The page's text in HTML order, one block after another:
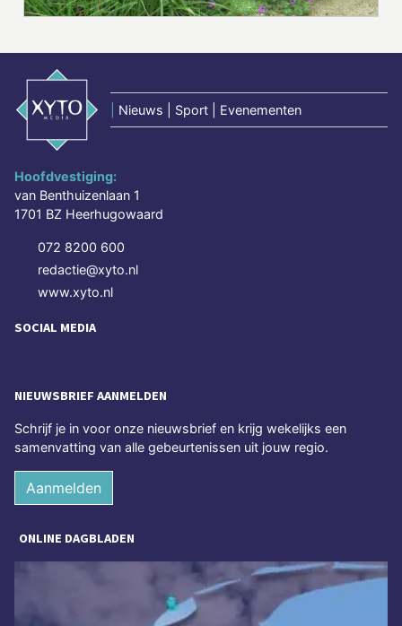
Nieuws | Sport | Evenementen
Hoofdvestiging:
van Benthuizenlaan 1
1701 BZ Heerhugowaard
072 8200 600
redactie@xyto.nl
www.xyto.nl
SOCIAL MEDIA
NIEUWSBRIEF AANMELDEN
Schrijf je in voor onze nieuwsbrief en krijg wekelijks een
samenvatting van alle gebeurtenissen uit jouw regio.
Aanmelden
ONLINE DAGBLADEN